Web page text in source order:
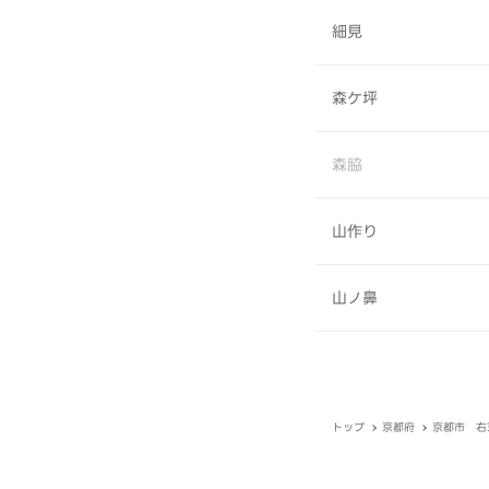
細見
森ケ坪
森脇
山作り
山ノ鼻
トップ 京都府 京都市 右